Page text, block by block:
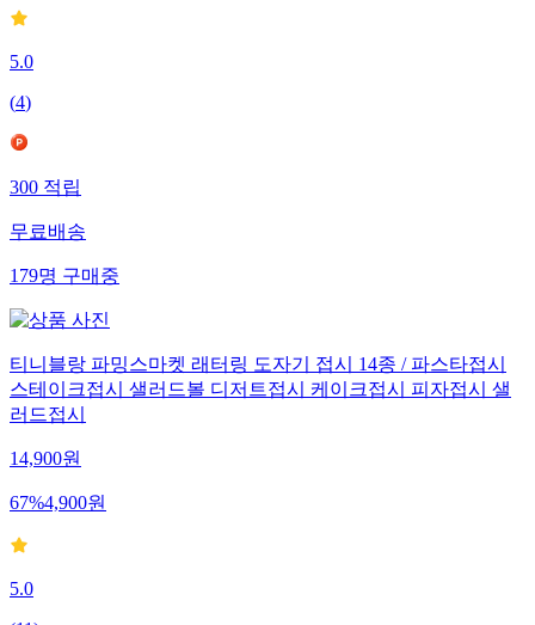
5.0
(4)
300적립
무료배송
179명구매중
티니블랑 파밍스마켓 래터링 도자기 접시 14종 / 파스타접시
스테이크접시 샐러드볼 디저트접시 케이크접시 피자접시 샐
러드접시
14,900원
67%4,900원
5.0